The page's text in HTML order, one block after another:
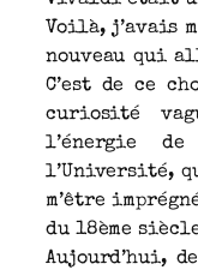
Voilà, j’avais
nouveau qui
C’est de ce
curiosité
l’énergie
l’Université,
m’être
du 18ème
Aujourd’hui,